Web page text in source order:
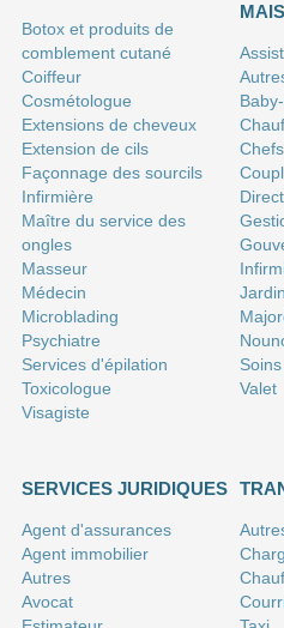
Botox et produits de
comblement cutané
Coiffeur
Сosmétologue
Extensions de cheveux
Extension de cils
Façonnage des sourcils
Infirmière
Maître du service des
ongles
Masseur
Médecin
Microblading
Psychiatre
Services d'épilation
Toxicologue
Visagiste
Valet
SERVICES JURIDIQUES
Agent d'assurances
Agent immobilier
Autres
Avocat